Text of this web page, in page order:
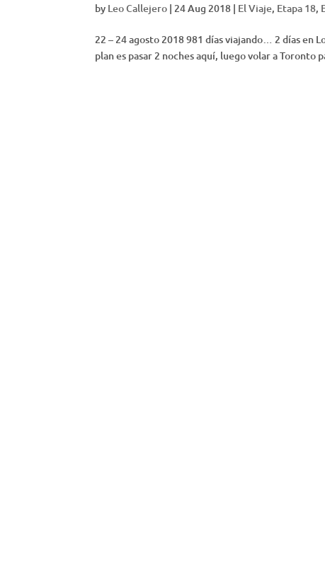
by Leo Callejero | 24 Aug 2018 | El Viaje, Etapa 18,
22 – 24 agosto 2018 981 días viajando… 2 días en
plan es pasar 2 noches aquí, luego volar a Toronto